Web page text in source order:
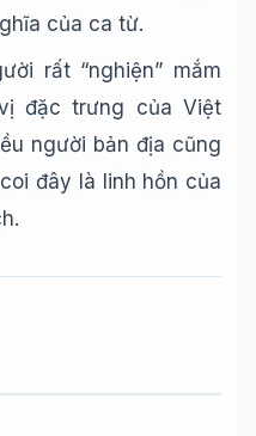
của ca từ.
rất “nghiện” mắm
đặc trưng của Việt
người bản địa cũng
đây là linh hồn của